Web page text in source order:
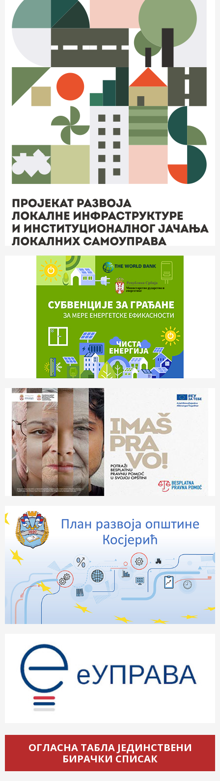
ОГЛАСНА ТАБЛА ЈЕДИНСТВЕНИ
БИРАЧКИ СПИСАК